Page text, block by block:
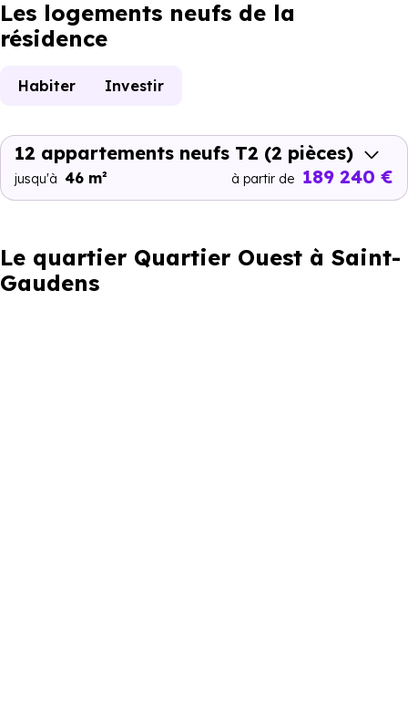
Les logements neufs de la
résidence
Habiter Investir
12 appartements neufs T2 (2 pièces)
jusqu'à 46 m² à partir de 189 240 €
Le quartier Quartier Ouest à Saint-
Gaudens